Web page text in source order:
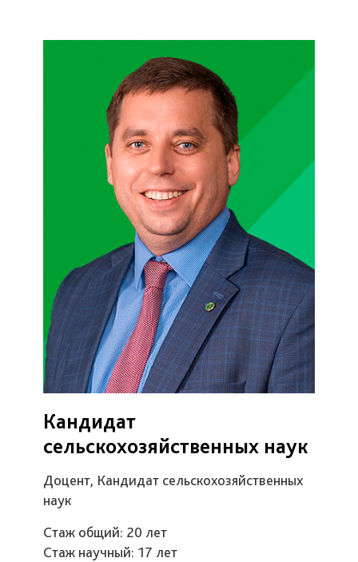
Кандидат
сельскохозяйственных наук
Доцент, Кандидат сельскохозяйственных
наук
Стаж общий: 20 лет
Стаж научный: 17 лет